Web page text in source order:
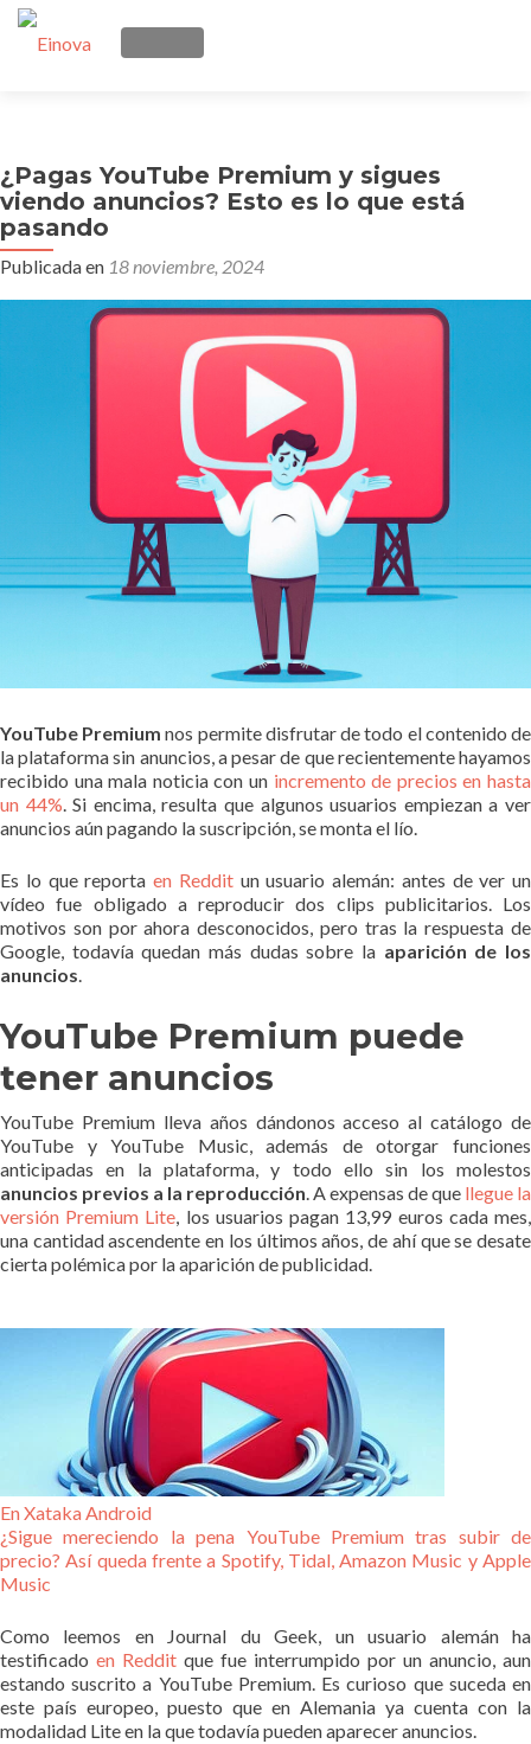
CAMBIAR NAVEGACIÓN
Quienes somos
Telecomunicaciones
Soluciones
Contacto
Blog
¿Pagas YouTube Premium y sigues
viendo anuncios? Esto es lo que está
pasando
Publicada en 18 noviembre, 2024
YouTube Premium nos permite disfrutar de todo el contenido de
la plataforma sin anuncios, a pesar de que recientemente hayamos
recibido una mala noticia con un incremento de precios en hasta
un 44%. Si encima, resulta que algunos usuarios empiezan a ver
anuncios aún pagando la suscripción, se monta el lío.
Es lo que reporta en Redditun usuario alemán: antes de ver un
vídeo fue obligado a reproducir dos clips publicitarios. Los
motivos son por ahora desconocidos, pero tras la respuesta de
Google, todavía quedan más dudas sobre la aparición de los
anuncios.
YouTube Premium puede
tener anuncios
YouTube Premium lleva años dándonos acceso al catálogo de
YouTube y YouTube Music, además de otorgar funciones
anticipadas en la plataforma, y todo ello sin los molestos
anuncios previos a la reproducción. A expensas de que llegue la
versión Premium Lite, los usuarios pagan 13,99 euros cada mes,
una cantidad ascendente en los últimos años, de ahí que se desate
cierta polémica por la aparición de publicidad.
En Xataka Android
¿Sigue mereciendo la pena YouTube Premium tras subir de
precio? Así queda frente a Spotify, Tidal, Amazon Music y Apple
Music
Como leemos en Journal du Geek, un usuario alemán ha
testificado en Reddit que fue interrumpido por un anuncio, aun
estando suscrito a YouTube Premium. Es curioso que suceda en
este país europeo, puesto que en Alemania ya cuenta con la
modalidad Lite en la que todavía pueden aparecer anuncios.